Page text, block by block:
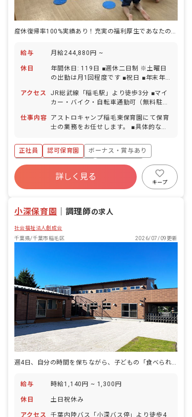
産休復帰率100%実績あり！充実の福利厚生であなたのキャリアを支えます
給与 月給244,880円 ~
休日
年間休日: 119日 ■週休二日制 ※土曜日
の出勤は月1回程度です ■祝日 ■年末年
89.8％／1時間単位での取得可／5日以上
の連休相談OK） ■慶弔休暇 ■産前産後・
育児休暇（取得率100％・復帰率
100％） ■介護・看護休暇
アクセス
JR総武線「稲毛駅」より徒歩3分 ■マイ
カー・バイク・自転車通勤可（無料駐輪
仕事内容
アストロキャンプ稲毛東保育園にて保育
士の業務をお任せします。 ■具体的な仕
帳記入（0～1歳児のみ・アプリ） ・週
案・月案の作成 ・保護者対応
正社員 認可保育園
ボーナス・賞与あり
寮・住宅・家賃補助あり
社会保険完備
福利厚生充実
退職金制度
詳しく見る
キープ
小深保育園 調理師の求人
社会福祉法人創成会
千葉県/千葉市稲毛区
2026/07/09更新
週4日、自分の時間を保ちながら、子どもの「食べられた」に関わり続ける仕事です。
給与 時給1,140円 ~ 1,300円
休日 土日祝休み
アクセス 千葉内陸バス「小深バス停」より徒歩4